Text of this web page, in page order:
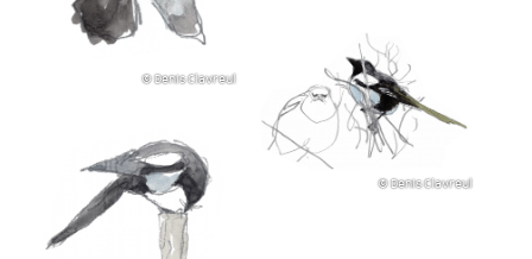
© Denis Clavreul
© Denis Clavreul